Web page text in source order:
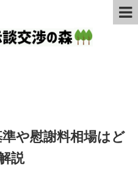
や慰謝料相場はど
説